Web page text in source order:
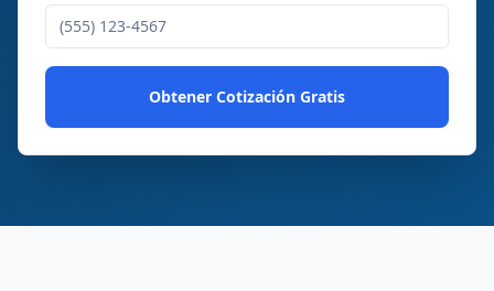
Obtener Cotización Gratis